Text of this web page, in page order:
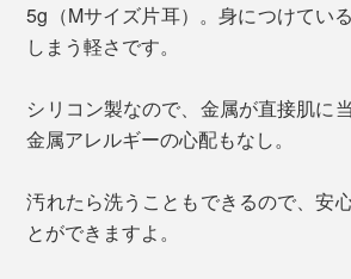
5g（Mサイズ片耳）。身につけてい
しまう軽さです。
シリコン製なので、金属が直接肌に
金属アレルギーの心配もなし。
汚れたら洗うこともできるので、安
とができますよ。